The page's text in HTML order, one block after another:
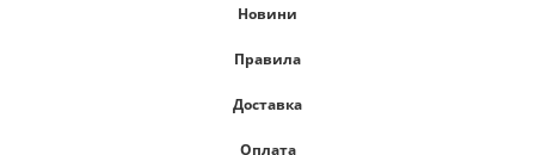
Новини
Правила
Доставка
Оплата